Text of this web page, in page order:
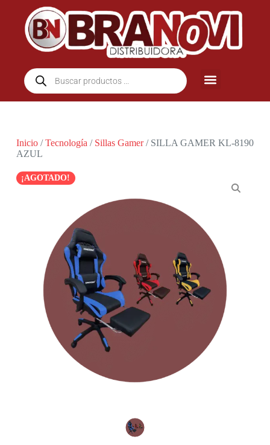
Inicio/Tecnología / Sillas Gamer/ SILLA GAMER KL-8190
AZUL
¡AGOTADO!